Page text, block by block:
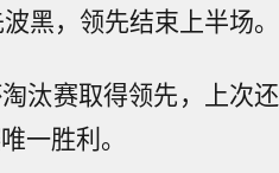
黑，领先结束上半场。
汰赛取得领先，上次还
一胜利。